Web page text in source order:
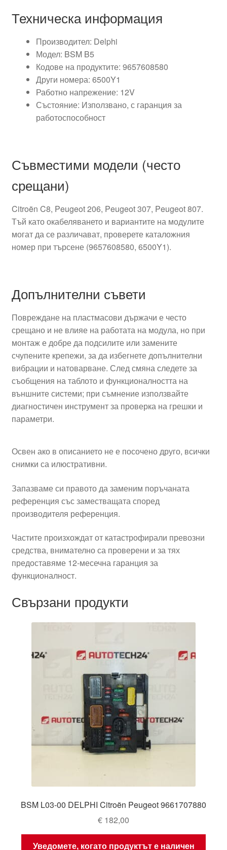
Техническа информация
Производител: Delphi
Модел: BSM B5
Кодове на продуктите: 9657608580
Други номера: 6500Y1
Работно напрежение: 12V
Състояние: Използвано, с гаранция за
работоспособност
Съвместими модели (често
срещани)
Citroën C8, Peugeot 206, Peugeot 307, Peugeot 807.
Тъй като окабеляването и вариантите на модулите
могат да се различават, проверете каталожния
номер при търсене (9657608580, 6500Y1).
Допълнителни съвети
Повреждане на пластмасови държачи е често
срещано и не влияе на работата на модула, но при
монтаж е добре да подсилите или замените
счупените крепежи, за да избегнете допълнителни
вибрации и натоварване. След смяна следете за
съобщения на таблото и функционалността на
външните системи; при съмнение използвайте
диагностичен инструмент за проверка на грешки и
параметри.
Освен ако в описанието не е посочено друго, всички
снимки са илюстративни.
Запазваме си правото да заменим поръчаната
референция със заместващата според
производителя референция.
Частите произхождат от катастрофирали превозни
средства, внимателно са проверени и за тях
предоставяме 12-месечна гаранция за
функционалност.
Свързани продукти
BSM L03-00 DELPHI Citroën Peugeot 9661707880
€ 182,00
Уведомете, когато продуктът е наличен